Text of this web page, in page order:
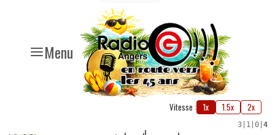
Menu
Vitesse : 1x 1.5x 2x
3 1 0 4